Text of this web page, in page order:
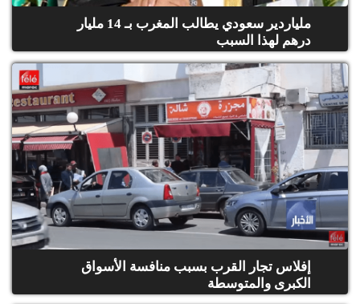
ملياردير سعودي يطالب المغرب بـ 14 مليار
درهم لهذا السبب
إفلاس تجار القرب بسبب منافسة الأسواق
الكبرى والمتوسطة